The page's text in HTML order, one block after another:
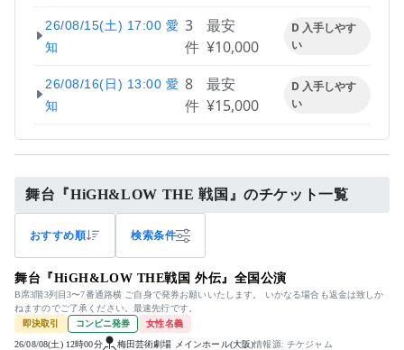
26/08/15(土) 17:00 愛
知
3
件
最安
¥10,000
D 入手しやす
い
26/08/16(日) 13:00 愛
知
8
件
最安
¥15,000
D 入手しやす
い
舞台『HiGH&LOW THE 戦国』のチケット一覧
おすすめ順 検索条件
舞台『HiGH&LOW THE戦国 外伝』全国公演
B席3階3列目3〜7番通路横 ご自身で発券お願いいたします。 いかなる場合も返金は致しか
ねますのでご了承ください。最速先行です。
即決取引
コンビニ発券 女性名義
26/08/08(土) 12時00分 梅田芸術劇場 メインホール(大阪)情報源: チケジャム